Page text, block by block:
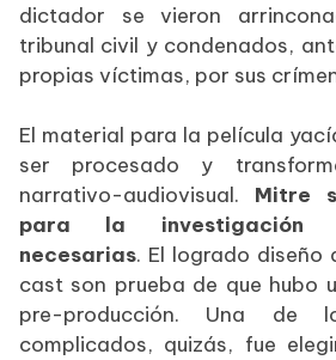
dictador se vieron
tribunal civil y condenados,
propias víctimas, por sus
El material para la película
ser procesado y
narrativo-audiovisual. Mitre
para la investigación
necesarias. El logrado diseño
cast son prueba de que hubo
pre-producción. Una de
complicados, quizás, fue